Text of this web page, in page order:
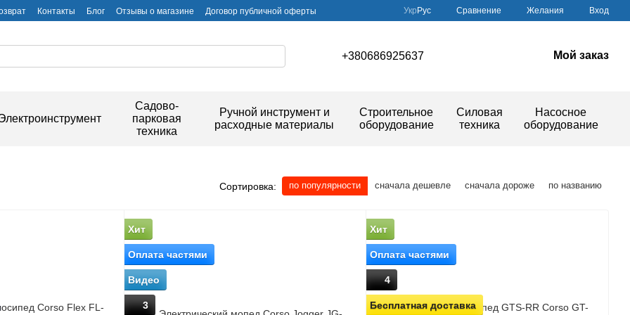
Контакты Блог Отзывы о магазине
Договор публичной оферты
Укр Рус Сравнение Желания Вход
+380686925637 Мой заказ
Садово-
парковая
техника
Ручной инструмент и
расходные материалы
Строительное
оборудование
Силовая
техника
Насосное
оборудование
Сортировка: по популярности сначала дешевле сначала дороже по названию
Хит
Оплата частями
Видео
3
Хит
Оплата частями
4
Бесплатная доставка